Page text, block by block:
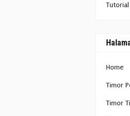
Tutorial
Home
Timor
Timor